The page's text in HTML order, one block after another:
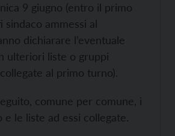
9 giugno (entro il primo
sindaco ammessi al
dichiarare l’eventuale
ulteriori liste o gruppi
al primo turno).
comune per comune, i
e le liste ad essi collegate.